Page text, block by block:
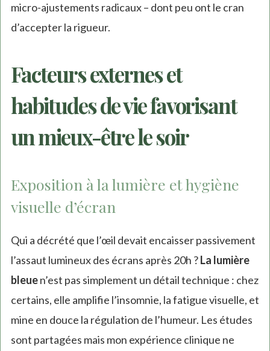
micro-ajustements radicaux – dont peu ont le cran
d’accepter la rigueur.
Facteurs externes et
habitudes de vie favorisant
un mieux-être le soir
Exposition à la lumière et hygiène
visuelle d’écran
Qui a décrété que l’œil devait encaisser passivement
l’assaut lumineux des écrans après 20h ?La lumière
bleuen’est pas simplement un détail technique : chez
certains, elle amplifie l’insomnie, la fatigue visuelle, et
mine en douce la régulation de l’humeur. Les études
sont partagées mais mon expérience clinique ne